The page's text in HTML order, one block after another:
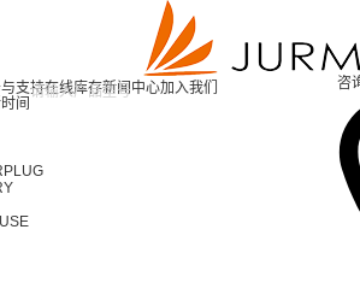
支持在线库存新闻中心加入我们
咨
间